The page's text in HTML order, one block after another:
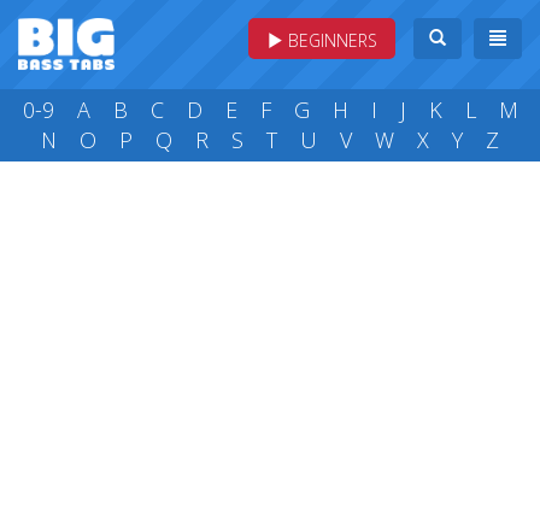
BEGINNERS
0-9 A B C D E F G H I J K L
M
N
O P Q R S T U V W X Y Z